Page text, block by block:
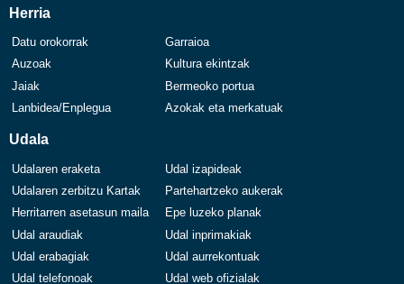
Herria
Datu orokorrak
Garraioa
Auzoak
Kultura ekintzak
Jaiak
Bermeoko portua
Lanbidea/Enplegua
Azokak eta merkatuak
Udala
Udalaren eraketa
Udal izapideak
Udalaren zerbitzu Kartak
Partehartzeko aukerak
Herritarren asetasun maila
Epe luzeko planak
Udal araudiak
Udal inprimakiak
Udal erabagiak
Udal aurrekontuak
Udal telefonoak
Udal web ofizialak